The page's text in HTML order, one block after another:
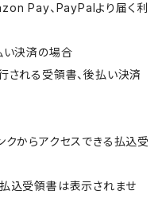
Pay、PayPalより届く利
い決済の場合
される受領書、後払い決済
クからアクセスできる払込受
込受領書は表示されませ